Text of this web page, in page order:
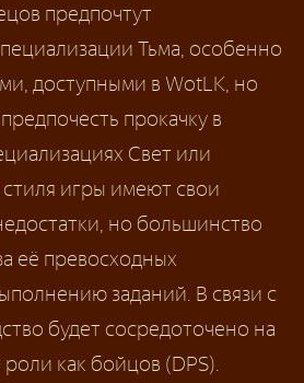
предпочтут
Тьма, особенно
доступными в WotLK, но
прокачку в
Свет или
игры имеют свои
но большинство
её превосходных
заданий. В связи с
будет сосредоточено на
как бойцов (DPS).